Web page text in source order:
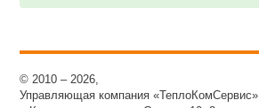
© 2010 – 2026,
Управляющая компания «ТеплоКомСервис»